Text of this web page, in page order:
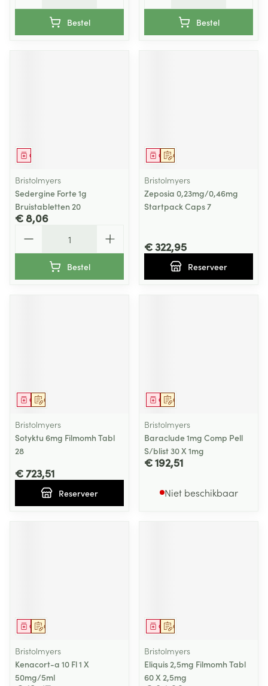
Bestel Bestel
Geneesmiddel
Bristolmyers
Sedergine Forte 1g
Bruistabletten 20
€ 8,06
Bestel
Op voorschrift
Geneesmiddel
Bristolmyers
Zeposia 0,23mg/0,46mg
Startpack Caps 7
€ 322,95
Reserveer
Op voorschrift
Geneesmiddel
Bristolmyers
Sotyktu 6mg Filmomh Tabl
28
€ 723,51
Reserveer
Op voorschrift
Geneesmiddel
Bristolmyers
Baraclude 1mg Comp Pell
S/blist 30 X 1mg
€ 192,51
Niet beschikbaar
Op voorschrift
Geneesmiddel
Bristolmyers
Kenacort-a 10 Fl 1 X
50mg/5ml
Op voorschrift
Geneesmiddel
Bristolmyers
Eliquis 2,5mg Filmomh Tabl
60 X 2,5mg